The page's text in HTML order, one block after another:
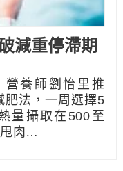
減重停滯期
營養師劉怡里推
肥法，一周選擇5
量攝取在500至
肉…